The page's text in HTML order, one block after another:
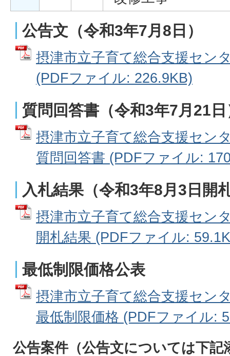
公告文（令和3年7月8日）
摂津市立子育て総合支援セン
(PDFファイル: 226.9KB)
質問回答書（令和3年7月21日
摂津市立子育て総合支援セン
質問回答書 (PDFファイル:
入札結果（令和3年8月3日開
摂津市立子育て総合支援セン
開札結果 (PDFファイル:
最低制限価格公表
摂津市立子育て総合支援セン
最低制限価格 (PDFファイル:
公告案件（公告文については下記